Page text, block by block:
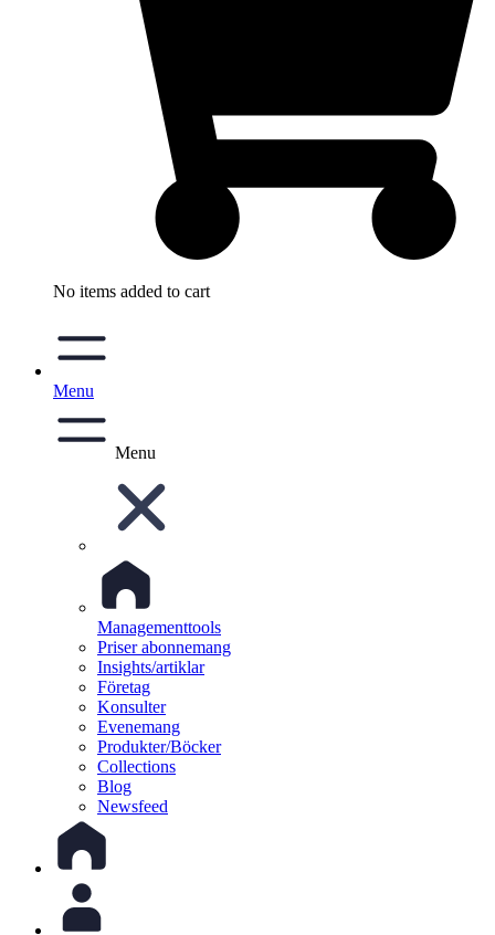
No items added to cart
Menu
Menu
Managementtools
Priser abonnemang
Insights/artiklar
Företag
Konsulter
Evenemang
Produkter/Böcker
Collections
Blog
Newsfeed